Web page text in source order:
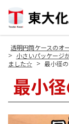
透明円筒ケースのオ
> 小さいパッケージ
ました☆ > 最小径
最小
Site
Footer